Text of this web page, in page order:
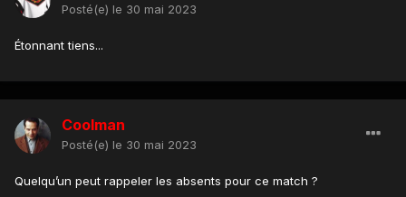
Posté(e) le 30 mai 2023
Étonnant tiens...
Coolman
Posté(e) le 30 mai 2023
Quelqu’un peut rappeler les absents pour ce match ?